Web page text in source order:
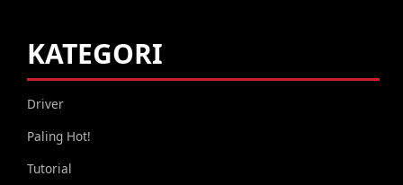
KATEGORI
Driver
Paling Hot!
Tutorial